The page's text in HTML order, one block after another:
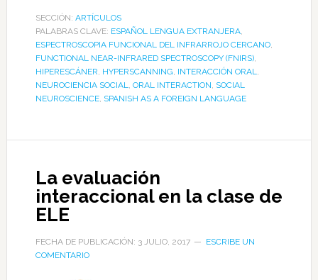
SECCIÓN: ARTÍCULOS
PALABRAS CLAVE: ESPAÑOL LENGUA EXTRANJERA,
ESPECTROSCOPIA FUNCIONAL DEL INFRARROJO CERCANO,
FUNCTIONAL NEAR-INFRARED SPECTROSCOPY (FNIRS),
HIPERESCÁNER, HYPERSCANNING, INTERACCIÓN ORAL,
NEUROCIENCIA SOCIAL, ORAL INTERACTION, SOCIAL
NEUROSCIENCE, SPANISH AS A FOREIGN LANGUAGE
La evaluación
interaccional en la clase de
ELE
FECHA DE PUBLICACIÓN: 3 JULIO, 2017
ESCRIBE UN
COMENTARIO